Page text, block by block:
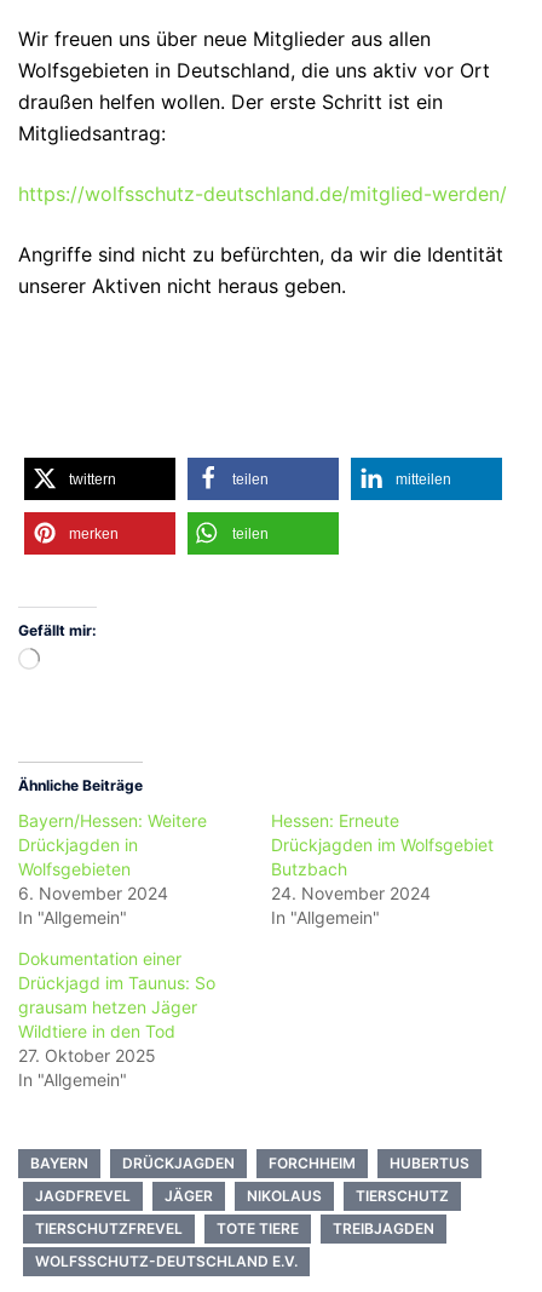
Wir freuen uns über neue Mitglieder aus allen
Wolfsgebieten in Deutschland, die uns aktiv vor Ort
draußen helfen wollen. Der erste Schritt ist ein
Mitgliedsantrag:
https://wolfsschutz-deutschland.de/mitglied-werden/
Angriffe sind nicht zu befürchten, da wir die Identität
unserer Aktiven nicht heraus geben.
twittern teilen mitteilen
merken teilen
Gefällt mir:
Wird
Ähnliche Beiträge
Bayern/Hessen: Weitere
Drückjagden in
Wolfsgebieten
6. November 2024
In "Allgemein"
Hessen: Erneute
Drückjagden im Wolfsgebiet
Butzbach
24. November 2024
In "Allgemein"
Dokumentation einer
Drückjagd im Taunus: So
grausam hetzen Jäger
Wildtiere in den Tod
27. Oktober 2025
In "Allgemein"
BAYERN DRÜCKJAGDEN FORCHHEIM
HUBERTUS
JAGDFREVEL
JÄGER NIKOLAUS
TIERSCHUTZ
TIERSCHUTZFREVEL
TOTE TIERE
TREIBJAGDEN
WOLFSSCHUTZ-DEUTSCHLAND E.V.